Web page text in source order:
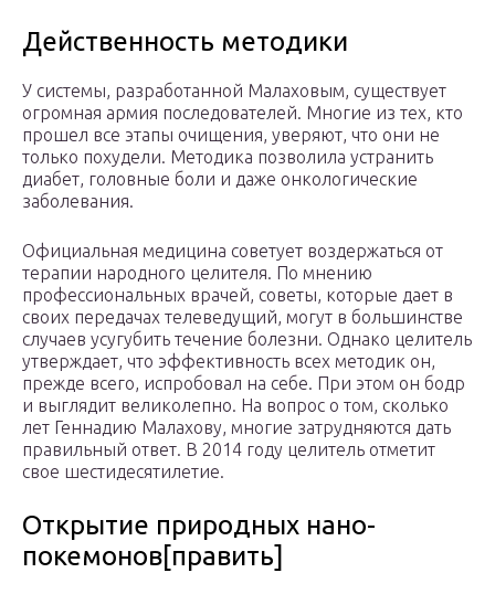
Действенность методики
У системы, разработанной Малаховым, существует
огромная армия последователей. Многие из тех, кто
прошел все этапы очищения, уверяют, что они не
только похудели. Методика позволила устранить
диабет, головные боли и даже онкологические
заболевания.
Официальная медицина советует воздержаться от
терапии народного целителя. По мнению
профессиональных врачей, советы, которые дает в
своих передачах телеведущий, могут в большинстве
случаев усугубить течение болезни. Однако целитель
утверждает, что эффективность всех методик он,
прежде всего, испробовал на себе. При этом он бодр
и выглядит великолепно. На вопрос о том, сколько
лет Геннадию Малахову, многие затрудняются дать
правильный ответ. В 2014 году целитель отметит
свое шестидесятилетие.
Открытие природных нано-
покемонов[править]